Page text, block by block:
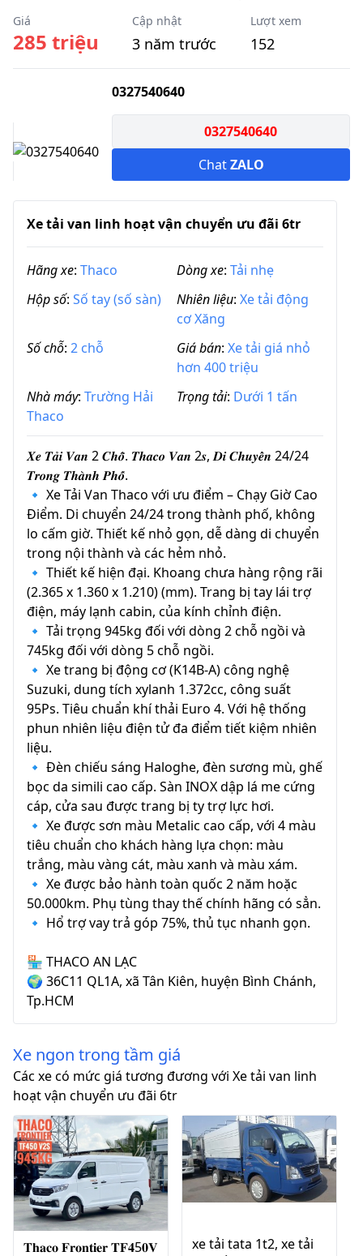
Giá
285 triệu
Cập nhật
3 năm trước
Lượt xem
152
0327540640
0327540640
ChatZALO
Xe tải van linh hoạt vận chuyển ưu đãi 6tr
Hãng xe: Thaco Dòng xe: Tải nhẹ
Hộp số: Số tay (số sàn) Nhiên liệu: Xe tải động
cơ Xăng
Số chỗ: 2 chỗ Giá bán: Xe tải giá nhỏ
hơn 400 triệu
Nhà máy: Trường Hải
Thaco
Trọng tải: Dưới 1 tấn
𝑿𝒆 𝑻𝒂̉𝒊 𝑽𝒂𝒏 2 𝑪𝒉𝒐̂̃. 𝑻𝒉𝒂𝒄𝒐 𝑽𝒂𝒏 2𝒔, 𝑫𝒊 𝑪𝒉𝒖𝒚𝒆̂̉𝒏 24/24
𝑻𝒓𝒐𝒏𝒈 𝑻𝒉𝒂̀𝒏𝒉 𝑷𝒉𝒐̂́.
🔹️ Xe Tải Van Thaco với ưu điểm – Chạy Giờ Cao
Điểm. Di chuyển 24/24 trong thành phố, không
lo cấm giờ. Thiết kế nhỏ gọn, dễ dàng di chuyển
trong nội thành và các hẻm nhỏ.
🔹️ Thiết kế hiện đại. Khoang chưa hàng rộng rãi
(2.365 x 1.360 x 1.210) (mm). Trang bị tay lái trợ
điện, máy lạnh cabin, của kính chỉnh điện.
🔹️ Tải trọng 945kg đối với dòng 2 chỗ ngồi và
745kg đối với dòng 5 chỗ ngồi.
🔹️ Xe trang bị động cơ (K14B-A) công nghệ
Suzuki, dung tích xylanh 1.372cc, công suất
95Ps. Tiêu chuẩn khí thải Euro 4. Với hệ thống
phun nhiên liệu điện tử đa điểm tiết kiệm nhiên
liệu.
🔹️ Đèn chiếu sáng Haloghe, đèn sương mù, ghế
bọc da simili cao cấp. Sàn INOX dập lá me cứng
cáp, cửa sau được trang bị ty trợ lực hơi.
🔹️ Xe được sơn màu Metalic cao cấp, với 4 màu
tiêu chuẩn cho khách hàng lựa chọn: màu
trắng, màu vàng cát, màu xanh và màu xám.
🔹️ Xe được bảo hành toàn quốc 2 năm hoặc
50.000km. Phụ tùng thay thế chính hãng có sẳn.
🔹️ Hổ trợ vay trả góp 75%, thủ tục nhanh gọn.
🏪 THACO AN LẠC
🌍 36C11 QL1A, xã Tân Kiên, huyện Bình Chánh,
Tp.HCM
Xe ngon trong tầm giá
Các xe có mức giá tương đương với Xe tải van linh
hoạt vận chuyển ưu đãi 6tr
𝐓𝐡𝐚𝐜𝐨 𝐅𝐫𝐨𝐧𝐭𝐢𝐞𝐫 𝐓𝐅𝟒5𝟎𝐕
xe tải tata 1t2, xe tải